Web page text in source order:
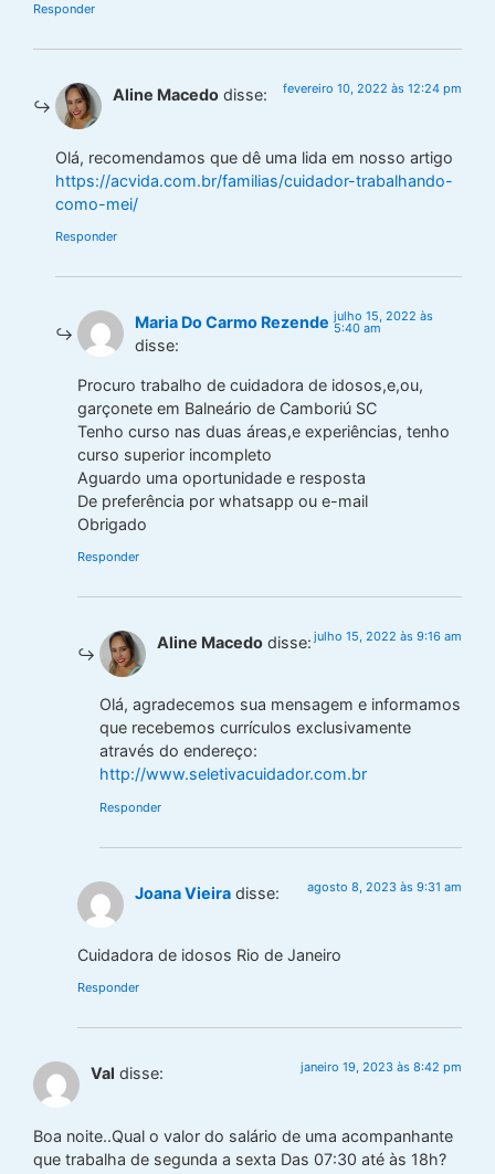
Responder
Aline Macedo disse: fevereiro 10, 2022 às 12:24 pm
Olá, recomendamos que dê uma lida em nosso artigo
https://acvida.com.br/familias/cuidador-trabalhando-
como-mei/
Responder
Maria Do Carmo Rezende
disse:
julho 15, 2022 às
5:40 am
Procuro trabalho de cuidadora de idosos,e,ou,
garçonete em Balneário de Camboriú SC
Tenho curso nas duas áreas,e experiências, tenho
curso superior incompleto
Aguardo uma oportunidade e resposta
De preferência por whatsapp ou e-mail
Obrigado
Responder
Aline Macedo disse: julho 15, 2022 às 9:16 am
Olá, agradecemos sua mensagem e informamos
que recebemos currículos exclusivamente
através do endereço:
http://www.seletivacuidador.com.br
Responder
Joana Vieira disse: agosto 8, 2023 às 9:31 am
Cuidadora de idosos Rio de Janeiro
Responder
Val disse: janeiro 19, 2023 às 8:42 pm
Boa noite..Qual o valor do salário de uma acompanhante
que trabalha de segunda a sexta Das 07:30 até às 18h?